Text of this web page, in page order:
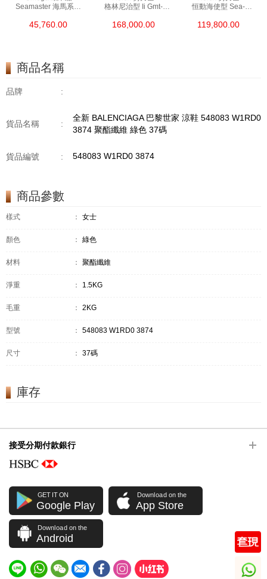
Seamaster 海馬系列
精鋼 Nekton Edition
45,760.00
格林尼治型 Ii Gmt-
0002 18kt玫瑰金/鋼
168,000.00
恒動海使型 Sea-
精鋼 單紅
119,800.00
商品名稱
品牌 :
貨品名稱 :
全新 BALENCIAGA 巴黎世家 涼鞋 548083 W1RD0
3874 聚酯纖維 綠色 37碼
貨品編號 : 548083 W1RD0 3874
商品參數
樣式 ： 女士
顏色 ： 綠色
材料 ： 聚酯纖維
淨重 ： 1.5KG
毛重 ： 2KG
型號 ： 548083 W1RD0 3874
尺寸 ： 37碼
庫存
接受分期付款銀行
GET IT ON
Google Play
Download on the
App Store
Download on the
Android